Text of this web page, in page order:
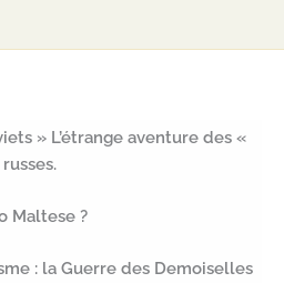
» L’étrange aventure des «
Maltese ?
: la Guerre des Demoiselles